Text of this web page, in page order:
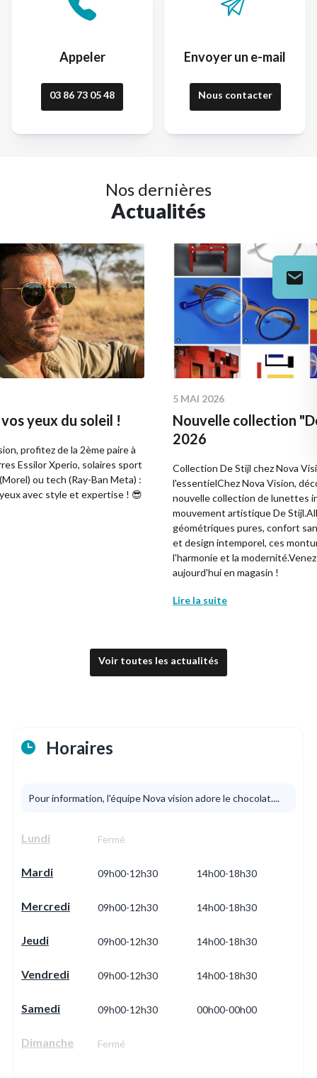
Appeler
03 86 73 05 48
Envoyer un e-mail
Nous contacter
Nos dernières
Actualités
yeux du soleil !
profitez de la 2ème paire à
Essilor Xperio, solaires sport
ou tech (Ray-Ban Meta) :
avec style et expertise ! 😎
5 MAI 2026
Nouvelle collection
2026
Collection De Stijl chez Nova
l'essentielChez Nova Vision,
nouvelle collection de lunettes
mouvement artistique De
géométriques pures, confort
et design intemporel, ces
l'harmonie et la
aujourd'hui en magasin !
Lire la suite
Voir toutes les actualités
Horaires
Pour information, l'équipe Nova vision adore le chocolat....
Lundi Fermé
Mardi 09h00-12h30 14h00-18h30
Mercredi 09h00-12h30 14h00-18h30
Jeudi 09h00-12h30 14h00-18h30
Vendredi 09h00-12h30 14h00-18h30
Samedi 09h00-12h30 00h00-00h00
Dimanche Fermé